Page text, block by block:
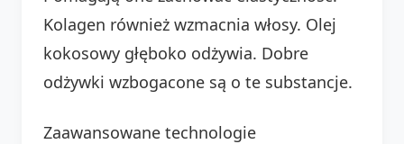
Kolagen również wzmacnia włosy. Olej
kokosowy głęboko odżywia. Dobre
odżywki wzbogacone są o te substancje.
Zaawansowane technologie